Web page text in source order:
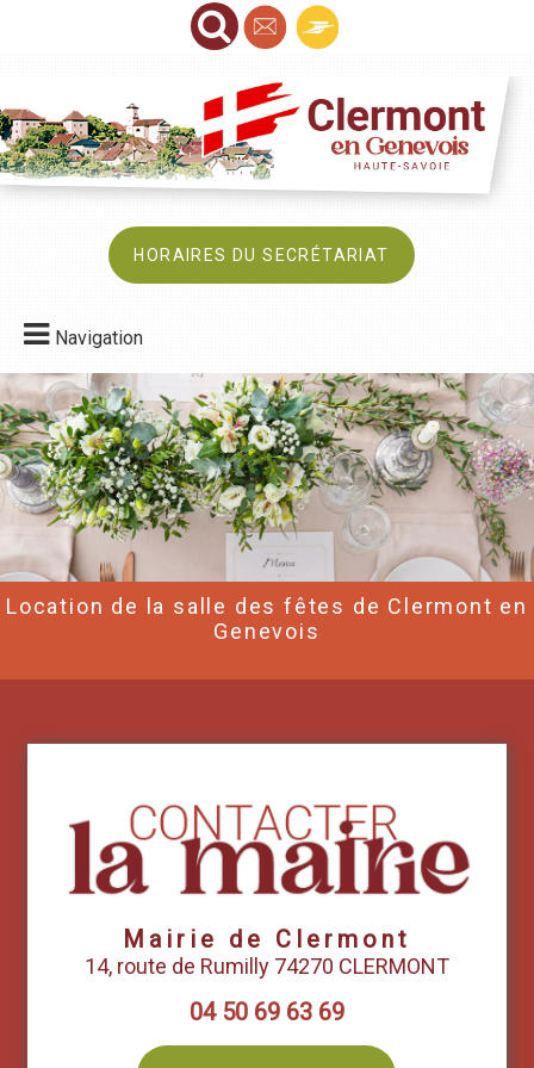
HORAIRES DU SECRÉTARIAT
Navigation
Location de la salle des fêtes de Clermont en
Genevois
Mairie de Clermont
14, route de Rumilly 74270 CLERMONT
04 50 69 63 69